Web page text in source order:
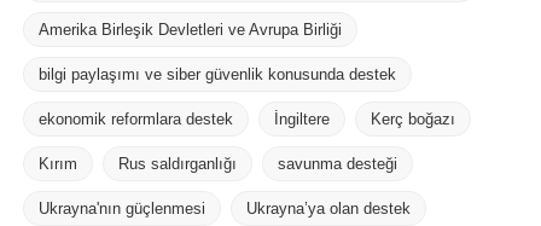
Amerika Birleşik Devletleri ve Avrupa Birliği
bilgi paylaşımı ve siber güvenlik konusunda destek
ekonomik reformlara destek İngiltere Kerç boğazı
Kırım Rus saldırganlığı savunma desteği
Ukrayna'nın güçlenmesi Ukrayna’ya olan destek